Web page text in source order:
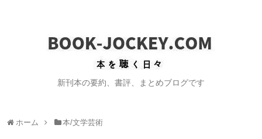
新刊本の要約、書評、まとめブログです
ホーム 本/文学芸術